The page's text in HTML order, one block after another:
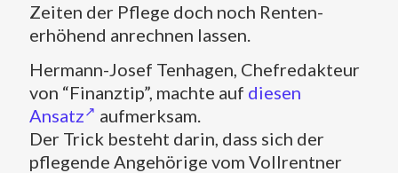
Zeiten der Pflege doch noch Renten-
erhöhend anrechnen lassen.
Hermann-Josef Tenhagen, Chefredakteur
von “Finanztip”, machte auf diesen
Ansatz
aufmerksam.
Der Trick besteht darin, dass sich der
pflegende Angehörige vom Vollrentner